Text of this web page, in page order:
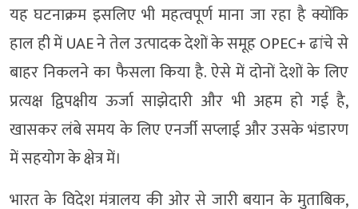
यह घटनाक्रम इसलिए भी महत्वपूर्ण माना जा रहा है क्योंकि
हाल ही में UAE ने तेल उत्पादक देशों के समूह OPEC+ ढांचे से
बाहर निकलने का फैसला किया है. ऐसे में दोनों देशों के लिए
प्रत्यक्ष द्विपक्षीय ऊर्जा साझेदारी और भी अहम हो गई है,
खासकर लंबे समय के लिए एनर्जी सप्लाई और उसके भंडारण
में सहयोग के क्षेत्र में।
भारत के विदेश मंत्रालय की ओर से जारी बयान के मुताबिक,